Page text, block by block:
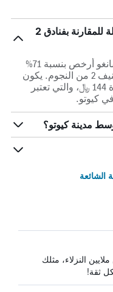
هل الأسعار في بيس هوستل سانغو قابلة للمقارنة بفنادق 2
متوسط سعر الليلة في بيس هوستل سانغو أرخص بنسبة 71%
عن الوسطي في كيوتو لفنادق ذات تصنيف 2 من النجوم. يكون
سعر الليلة في بيس هوستل سانغو عادة 144 ﷼، والتي تعتبر
كيوتو.
مدينة كيوتو؟
الشائعة
النزلاء، مثلك
ثقة!